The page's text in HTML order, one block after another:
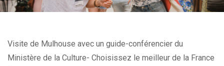
Visite de Mulhouse avec un guide-conférencier du
Ministère de la Culture- Choisissez le meilleur de la France